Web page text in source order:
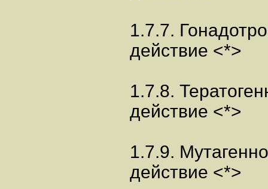
1.7.7.
действие <*>
1.7.8.
действие <*>
1.7.9.
действие <*>